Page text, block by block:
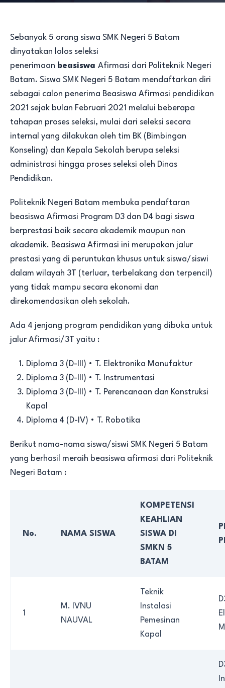
Sebanyak 5 orang siswa SMK Negeri 5 Batam
dinyatakan lolos seleksi
penerimaan beasiswa Afirmasi dari Politeknik Negeri
Batam. Siswa SMK Negeri 5 Batam mendaftarkan diri
sebagai calon penerima Beasiswa Afirmasi pendidikan
2021 sejak bulan Februari 2021 melalui beberapa
tahapan proses seleksi, mulai dari seleksi secara
internal yang dilakukan oleh tim BK (Bimbingan
Konseling) dan Kepala Sekolah berupa seleksi
administrasi hingga proses seleksi oleh Dinas
Pendidikan.
Politeknik Negeri Batam membuka pendaftaran
beasiswa Afirmasi Program D3 dan D4 bagi siswa
berprestasi baik secara akademik maupun non
akademik. Beasiswa Afirmasi ini merupakan jalur
prestasi yang di peruntukan khusus untuk siswa/siswi
dalam wilayah 3T (terluar, terbelakang dan terpencil)
yang tidak mampu secara ekonomi dan
direkomendasikan oleh sekolah.
Ada 4 jenjang program pendidikan yang dibuka untuk
jalur Afirmasi/3T yaitu :
Diploma 3 (D-III) • T. Elektronika Manufaktur
Diploma 3 (D-III) • T. Instrumentasi
Diploma 3 (D-III) • T. Perencanaan dan Konstruksi
Kapal
Diploma 4 (D-IV) • T. Robotika
Berikut nama-nama siswa/siswi SMK Negeri 5 Batam
yang berhasil meraih beasiswa afirmasi dari Politeknik
Negeri Batam :
No. NAMA SISWA
KOMPETENSI
KEAHLIAN
SISWA DI
SMKN 5
BATAM
1
M. IVNU
NAUVAL
Teknik
Instalasi
Pemesinan
Kapal